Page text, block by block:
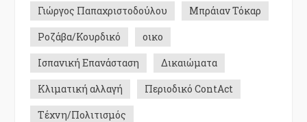
Γιώργος Παπαχριστοδούλου
Μπράιαν Τόκαρ
Ροζάβα/Κουρδικό
οικο
Ισπανική Επανάσταση
Δικαιώματα
Κλιματική αλλαγή
Περιοδικό ContAct
Τέχνη/Πολιτισμός